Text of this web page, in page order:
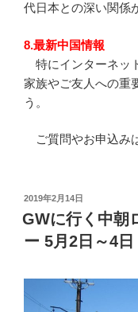
代日本との深い関係
8.最新中国情報
特にインターネッ
家族やご友人への重
う。
ご質問やお申込み
投
稿
日:
2019年2月14日
GWに行く中朝
ー 5月2日～4日